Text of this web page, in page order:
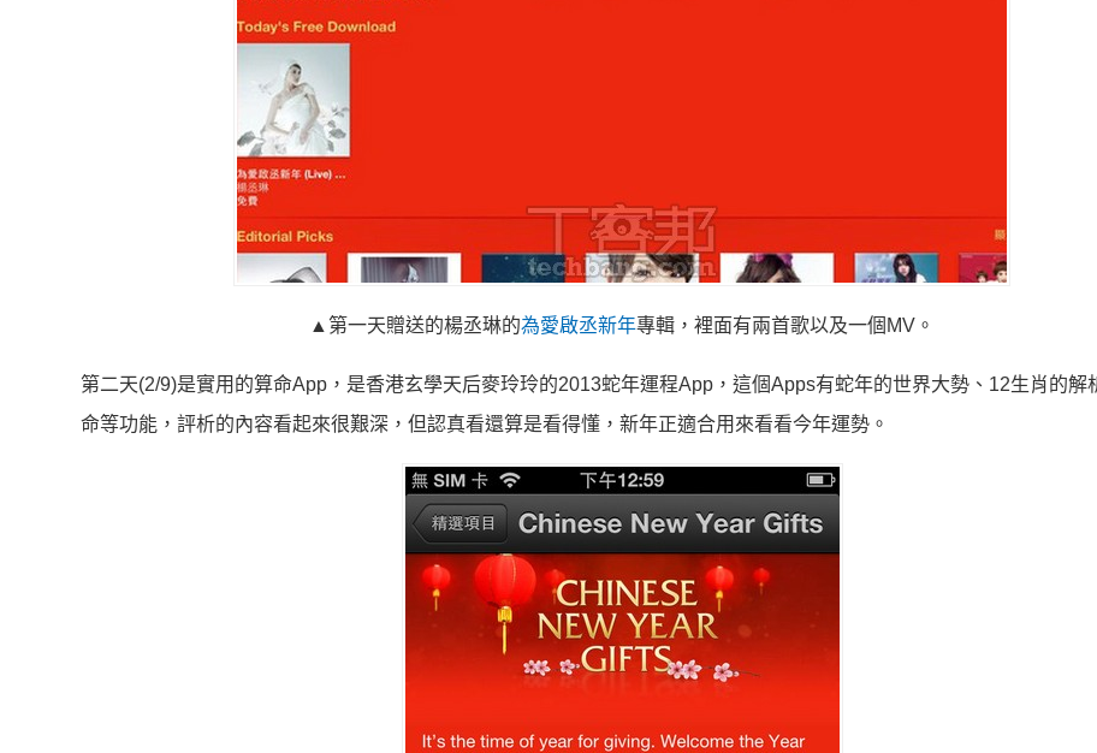
▲第一天贈送的楊丞琳的為愛啟丞新年專輯，裡面有兩首歌以及一個MV。
第二天(2/9)是實用的算命App，是香港玄學天后麥玲玲的2013蛇年運程App，這個Apps有蛇年的世界大勢、12生肖的解
命等功能，評析的內容看起來很艱深，但認真看還算是看得懂，新年正適合用來看看今年運勢。